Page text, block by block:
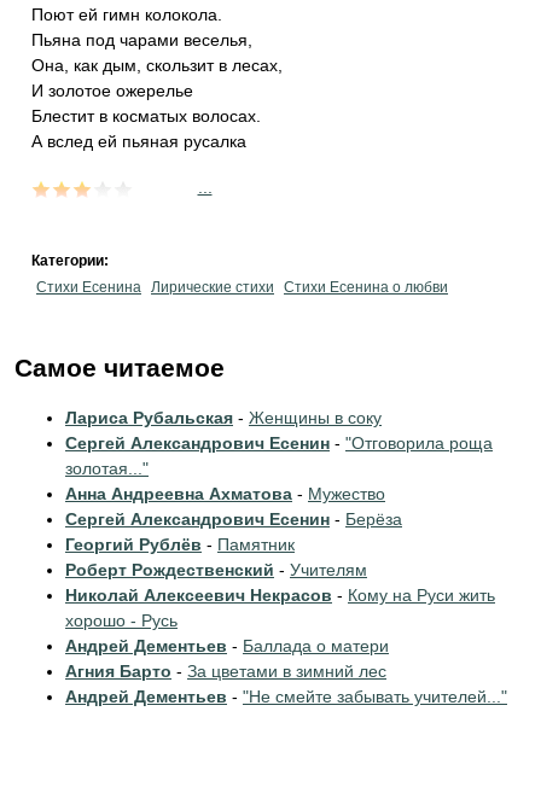
Поют ей гимн колокола.
Пьяна под чарами веселья,
Она, как дым, скользит в лесах,
И золотое ожерелье
Блестит в косматых волосах.
А вслед ей пьяная русалка
Категории:
Стихи Есенина Лирические стихи Стихи Есенина о любви
Самое читаемое
Лариса Рубальская - Женщины в соку
Сергей Александрович Есенин - "Отговорила роща
золотая..."
Анна Андреевна Ахматова - Мужество
Сергей Александрович Есенин - Берёза
Георгий Рублёв - Памятник
Роберт Рождественский - Учителям
Николай Алексеевич Некрасов - Кому на Руси жить
хорошо - Русь
Андрей Дементьев - Баллада о матери
Агния Барто - За цветами в зимний лес
Андрей Дементьев - "Не смейте забывать учителей..."